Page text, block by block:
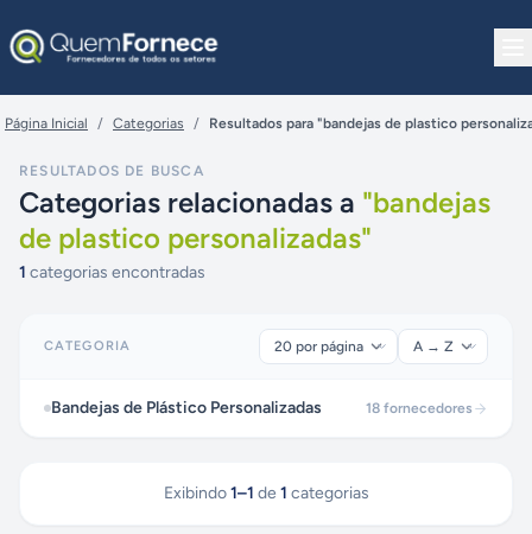
Página Inicial / Categorias / Resultados para "bandejas de plastico
RESULTADOS DE BUSCA
Categorias relacionadas a "bandejas
de plastico personalizadas"
1 categorias encontradas
CATEGORIA
Bandejas de Plástico Personalizadas 18 fornecedores
Exibindo 1–1 de 1 categorias